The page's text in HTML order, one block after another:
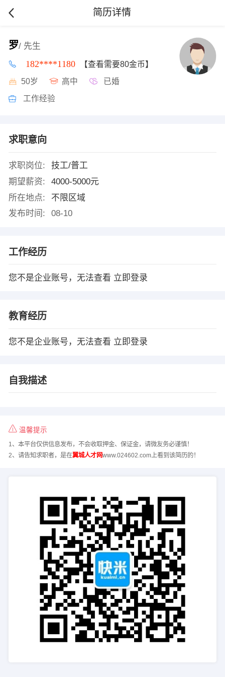
简历详情
罗/ 先生
182****1180 【查看需要80金币】
50岁 高中 已婚
工作经验
求职意向
求职岗位:
技工/普工
期望薪资:
4000-5000元
所在地点:
不限区域
发布时间:
08-10
工作经历
您不是企业账号，无法查看 立即登录
教育经历
您不是企业账号，无法查看 立即登录
自我描述
温馨提示
1、本平台仅供信息发布，不会收取押金、保证金，请微友务必谨慎！
2、请告知求职者，是在翼城人才网www.024602.com上看到该简历的！